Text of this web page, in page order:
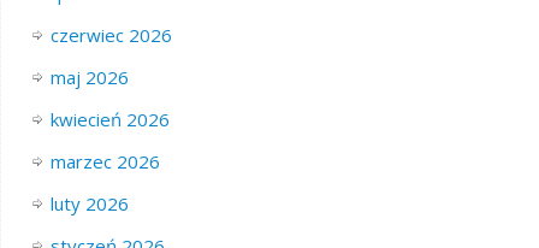
czerwiec 2026
maj 2026
kwiecień 2026
marzec 2026
luty 2026